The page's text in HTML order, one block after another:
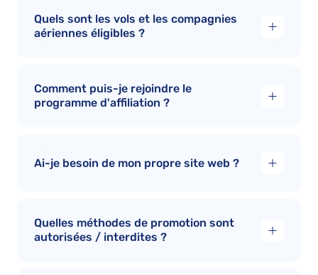
Quels sont les vols et les compagnies
aériennes éligibles ?
Comment puis-je rejoindre le
programme d'affiliation ?
Ai-je besoin de mon propre site web ?
Quelles méthodes de promotion sont
autorisées / interdites ?